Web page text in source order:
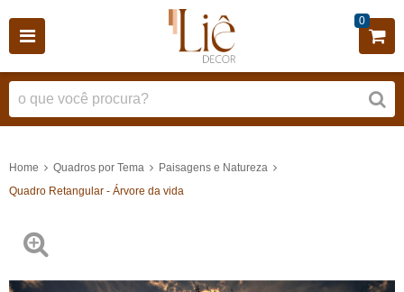
0
Home Quadros por Tema
Paisagens e Natureza
Quadro Retangular - Árvore da vida